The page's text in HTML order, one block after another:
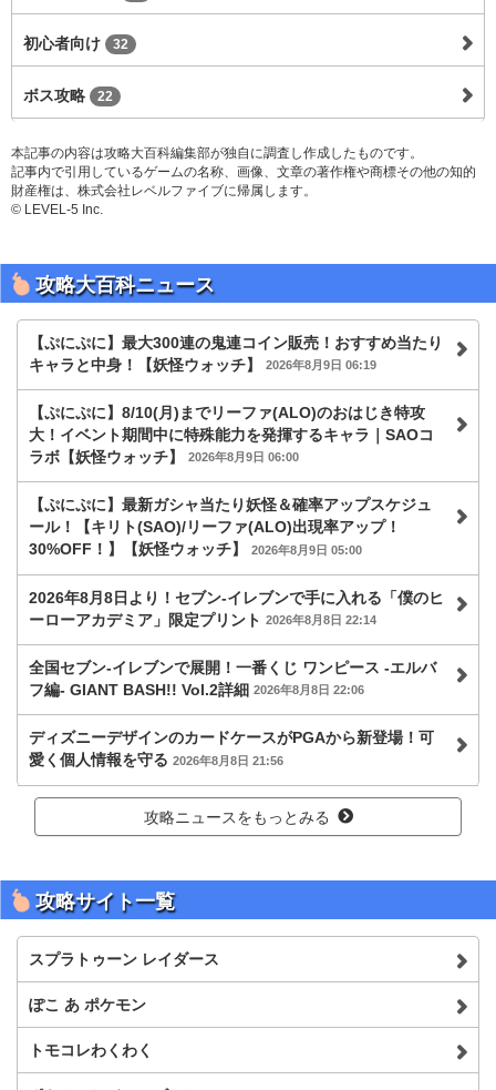
初心者向け 32
ボス攻略 22
本記事の内容は攻略大百科編集部が独自に調査し作成したものです。
記事内で引用しているゲームの名称、画像、文章の著作権や商標その他の知的
財産権は、株式会社レベルファイブに帰属します。
© LEVEL-5 Inc.
攻略大百科ニュース
【ぷにぷに】最大300連の鬼連コイン販売！おすすめ当たり
キャラと中身！【妖怪ウォッチ】
2026年8月9日 06:19
【ぷにぷに】8/10(月)までリーファ(ALO)のおはじき特攻
大！イベント期間中に特殊能力を発揮するキャラ｜SAOコ
ラボ【妖怪ウォッチ】
2026年8月9日 06:00
【ぷにぷに】最新ガシャ当たり妖怪＆確率アップスケジュ
ール！【キリト(SAO)/リーファ(ALO)出現率アップ！
30%OFF！】【妖怪ウォッチ】
2026年8月9日 05:00
2026年8月8日より！セブン‐イレブンで手に入れる「僕のヒ
ーローアカデミア」限定プリント 2026年8月8日 22:14
全国セブン‐イレブンで展開！一番くじ ワンピース -エルバ
フ編- GIANT BASH!! Vol.2詳細 2026年8月8日 22:06
ディズニーデザインのカードケースがPGAから新登場！可
愛く個人情報を守る 2026年8月8日 21:56
攻略ニュースをもっとみる
攻略サイト一覧
スプラトゥーン レイダース
ぽこ あ ポケモン
トモコレわくわく